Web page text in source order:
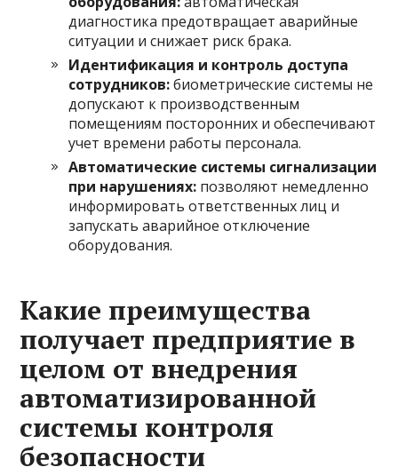
диагностика предотвращает аварийные
ситуации и снижает риск брака.
Идентификация и контроль доступа
сотрудников:биометрические системы не
допускают к производственным
помещениям посторонних и обеспечивают
учет времени работы персонала.
Автоматические системы сигнализации
при нарушениях: позволяют немедленно
информировать ответственных лиц и
запускать аварийное отключение
оборудования.
Какие преимущества
получает предприятие в
целом от внедрения
автоматизированной
системы контроля
безопасности